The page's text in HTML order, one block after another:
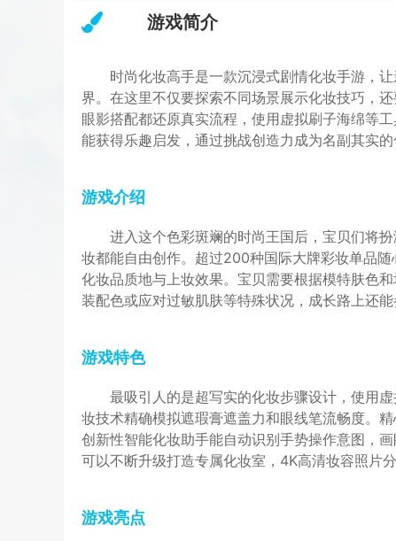
游戏简介
时尚化妆高手是一款沉浸式剧情化妆手游，
界。在这里不仅要探索不同场景展示化妆技巧，
眼影搭配都还原真实流程，使用虚拟刷子海绵等
能获得乐趣启发，通过挑战创造力成为名副其实的
游戏介绍
进入这个色彩斑斓的时尚王国后，宝贝们将
妆都能自由创作。超过200种国际大牌彩妆单品
化妆品质地与上妆效果。宝贝需要根据模特肤色
装配色或应对过敏肌肤等特殊状况，成长路上还
游戏特色
最吸引人的是超写实的化妆步骤设计，使用
妆技术精确模拟遮瑕膏遮盖力和眼线笔流畅度。
创新性智能化妆助手能自动识别手势操作意图，
可以不断升级打造专属化妆室，4K高清妆容照片
游戏亮点